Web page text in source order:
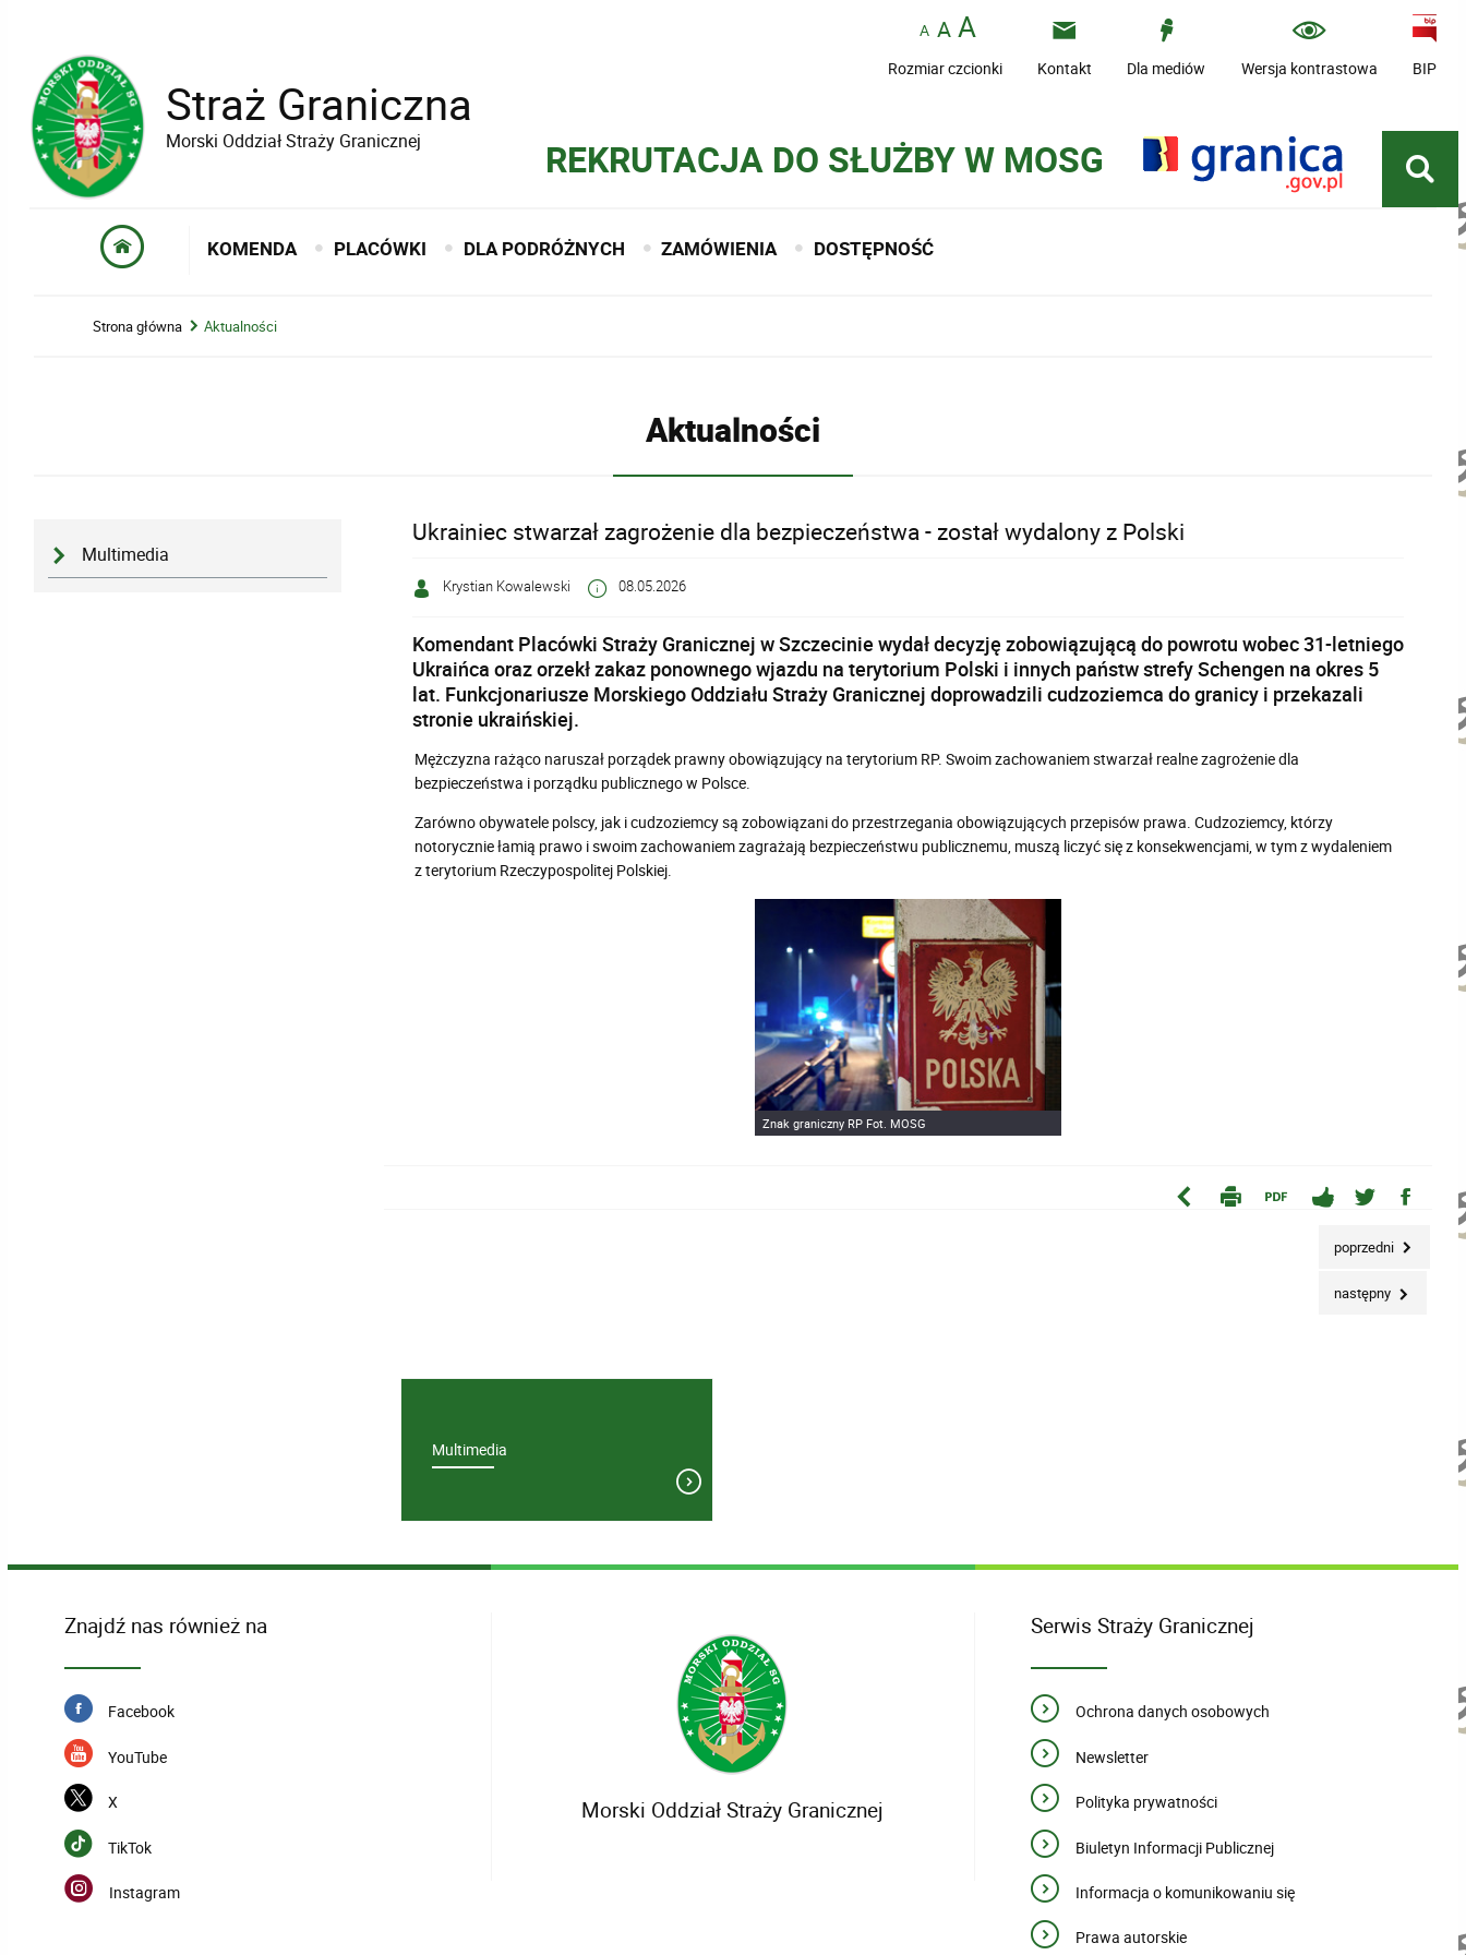
Straż Graniczna
Morski Oddział Straży Granicznej
Rozmiar czcionki Kontakt Dla mediów Wersja kontrastowa BIP
REKRUTACJA DO SŁUŻBY W MOSG
KOMENDA PLACÓWKI DLA PODRÓŻNYCH ZAMÓWIENIA DOSTĘPNOŚĆ
Strona główna Aktualności
Aktualności
Multimedia
Ukrainiec stwarzał zagrożenie dla bezpieczeństwa - został wydalony z Polski
Krystian Kowalewski 08.05.2026
Komendant Placówki Straży Granicznej w Szczecinie wydał decyzję zobowiązującą do powrotu wobec 31-letniego
Ukraińca oraz orzekł zakaz ponownego wjazdu na terytorium Polski i innych państw strefy Schengen na okres 5
lat. Funkcjonariusze Morskiego Oddziału Straży Granicznej doprowadzili cudzoziemca do granicy i przekazali
stronie ukraińskiej.
Mężczyzna rażąco naruszał porządek prawny obowiązujący na terytorium RP. Swoim zachowaniem stwarzał realne zagrożenie dla
bezpieczeństwa i porządku publicznego w Polsce.
Zarówno obywatele polscy, jak i cudzoziemcy są zobowiązani do przestrzegania obowiązujących przepisów prawa. Cudzoziemcy, którzy
notorycznie łamią prawo i swoim zachowaniem zagrażają bezpieczeństwu publicznemu, muszą liczyć się z konsekwencjami, w tym z wydaleniem
z terytorium Rzeczypospolitej Polskiej.
Znak graniczny RP Fot. MOSG
poprzedni
następny
Multimedia
Znajdź nas również na
Facebook
YouTube
X
TikTok
Instagram
Morski Oddział Straży Granicznej
Serwis Straży Granicznej
Ochrona danych osobowych
Newsletter
Polityka prywatności
Biuletyn Informacji Publicznej
Informacja o komunikowaniu się
Prawa autorskie